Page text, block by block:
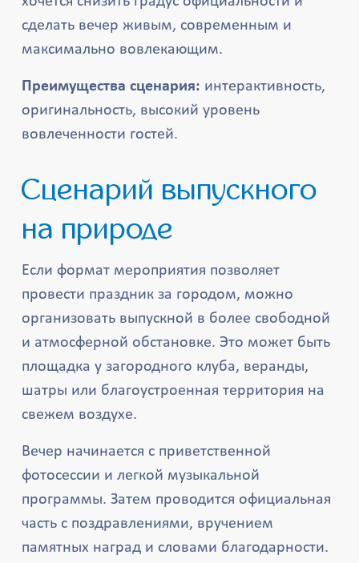
сделать вечер живым, современным и
максимально вовлекающим.
Преимущества сценария: интерактивность,
оригинальность, высокий уровень
вовлеченности гостей.
Сценарий выпускного
на природе
Если формат мероприятия позволяет
провести праздник за городом, можно
организовать выпускной в более свободной
и атмосферной обстановке. Это может быть
площадка у загородного клуба, веранды,
шатры или благоустроенная территория на
свежем воздухе.
Вечер начинается с приветственной
фотосессии и легкой музыкальной
программы. Затем проводится официальная
часть с поздравлениями, вручением
памятных наград и словами благодарности.